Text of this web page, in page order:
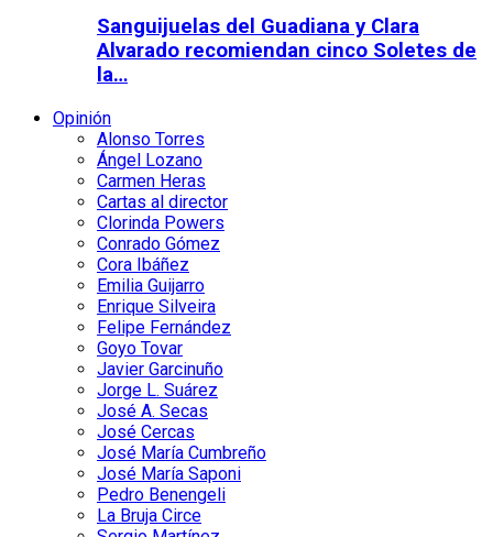
Sanguijuelas del Guadiana y Clara
Alvarado recomiendan cinco Soletes de
la…
Opinión
Alonso Torres
Ángel Lozano
Carmen Heras
Cartas al director
Clorinda Powers
Conrado Gómez
Cora Ibáñez
Emilia Guijarro
Enrique Silveira
Felipe Fernández
Goyo Tovar
Javier Garcinuño
Jorge L. Suárez
José A. Secas
José Cercas
José María Cumbreño
José María Saponi
Pedro Benengeli
La Bruja Circe